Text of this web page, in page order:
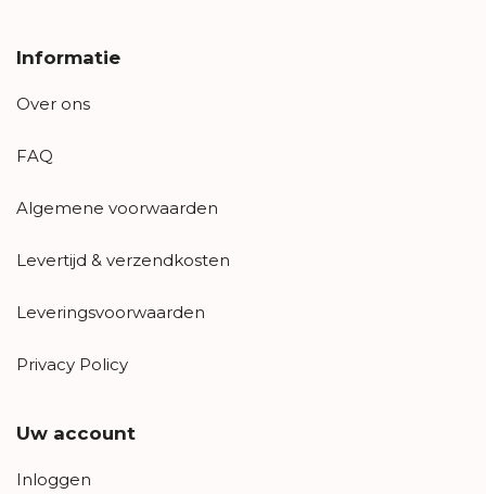
Informatie
Over ons
FAQ
Algemene voorwaarden
Levertijd & verzendkosten
Leveringsvoorwaarden
Privacy Policy
Uw account
Inloggen